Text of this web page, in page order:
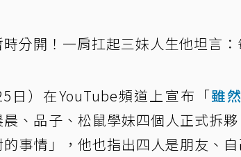
分開！一肩扛起三妹人生他坦言
日）在YouTube頻道上宣布「雖
晨、品子、松鼠學妹四個人正式拆
事情」，他也指出四人是朋友、